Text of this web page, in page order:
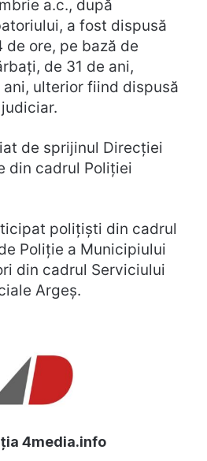
a.c., după
a fost dispusă
ore, pe bază de
de 31 de ani,
ulterior fiind dispusă
de sprijinul Direcției
din cadrul Poliției
polițiști din cadrul
Poliție a Municipiului
din cadrul Serviciului
Argeș.
4media.info